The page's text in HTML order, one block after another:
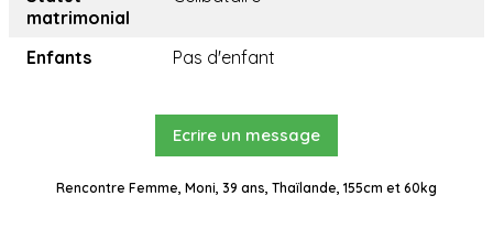
matrimonial
Enfants Pas d'enfant
Ecrire un message
Rencontre Femme, Moni, 39 ans, Thaïlande, 155cm et 60kg